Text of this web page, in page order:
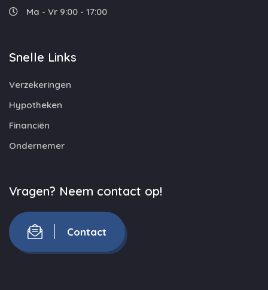
Ma - Vr 9:00 - 17:00
Snelle Links
Verzekeringen
Hypotheken
Financiën
Ondernemer
Vragen? Neem contact op!
Contact